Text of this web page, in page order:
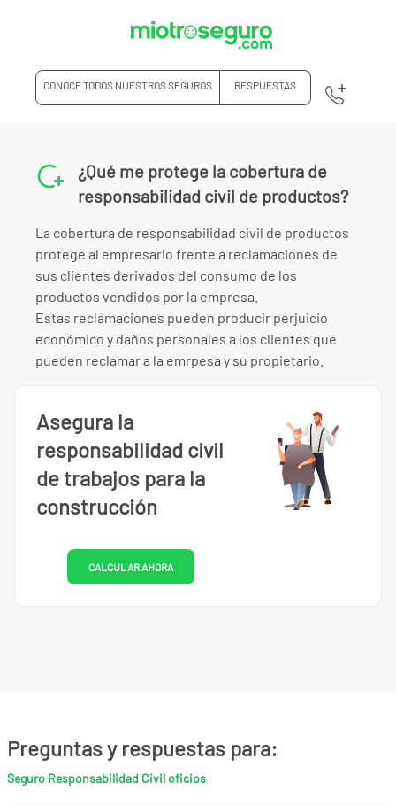
CONOCE TODOS NUESTROS SEGUROS RESPUESTAS
Preguntas y respuestas para:
Seguro Responsabilidad Civil oficios
¿Qué me protege la cobertura de
responsabilidad civil de productos?
La cobertura de responsabilidad civil de productos
protege al empresario frente a reclamaciones de
sus clientes derivados del consumo de los
productos vendidos por la empresa.
Estas reclamaciones pueden producir perjuicio
económico y daños personales a los clientes que
pueden reclamar a la emrpesa y su propietario.
Asegura la
responsabilidad civil
de trabajos para la
construcción
CALCULAR AHORA